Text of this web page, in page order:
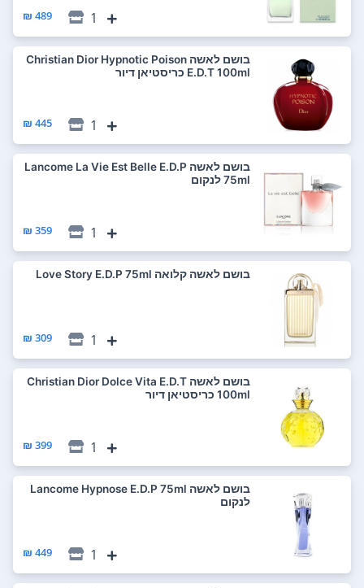
1
489 ₪
בושם לאשה Christian Dior Hypnotic Poison
E.D.T 100ml כריסטיאן דיור
1
445 ₪
בושם לאשה Lancome La Vie Est Belle E.D.P
75ml לנקום
1
359 ₪
בושם לאשה קלואה Love Story E.D.P 75ml
1
309 ₪
בושם לאשה Christian Dior Dolce Vita E.D.T
100ml כריסטיאן דיור
1
399 ₪
בושם לאשה Lancome Hypnose E.D.P 75ml
לנקום
1
449 ₪